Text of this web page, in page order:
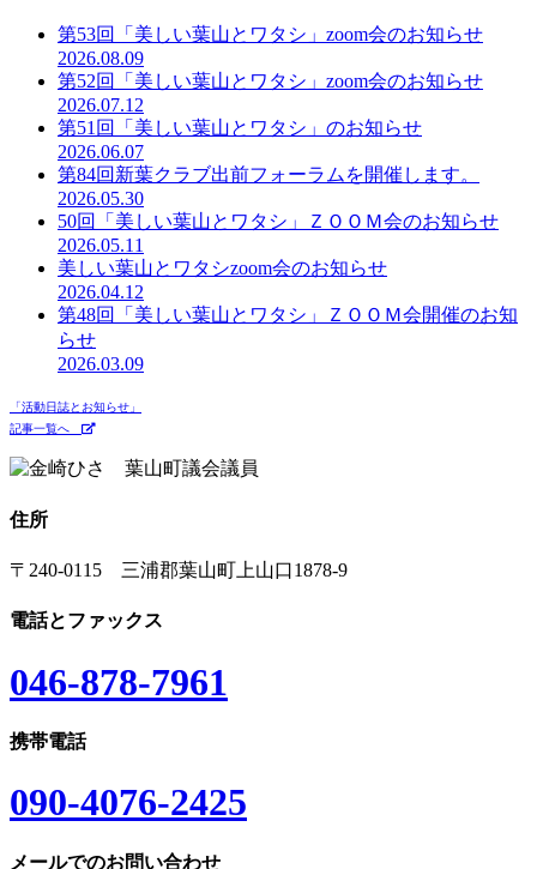
第53回「美しい葉山とワタシ」zoom会のお知らせ
2026.08.09
第52回「美しい葉山とワタシ」zoom会のお知らせ
2026.07.12
第51回「美しい葉山とワタシ」のお知らせ
2026.06.07
第84回新葉クラブ出前フォーラムを開催します。
2026.05.30
50回「美しい葉山とワタシ」ＺＯＯＭ会のお知らせ
2026.05.11
美しい葉山とワタシzoom会のお知らせ
2026.04.12
第48回「美しい葉山とワタシ」ＺＯＯＭ会開催のお知
らせ
2026.03.09
「活動日誌とお知らせ」
記事一覧へ
住所
〒240-0115 三浦郡葉山町上山口1878-9
電話とファックス
046-878-7961
携帯電話
090-4076-2425
メールでのお問い合わせ